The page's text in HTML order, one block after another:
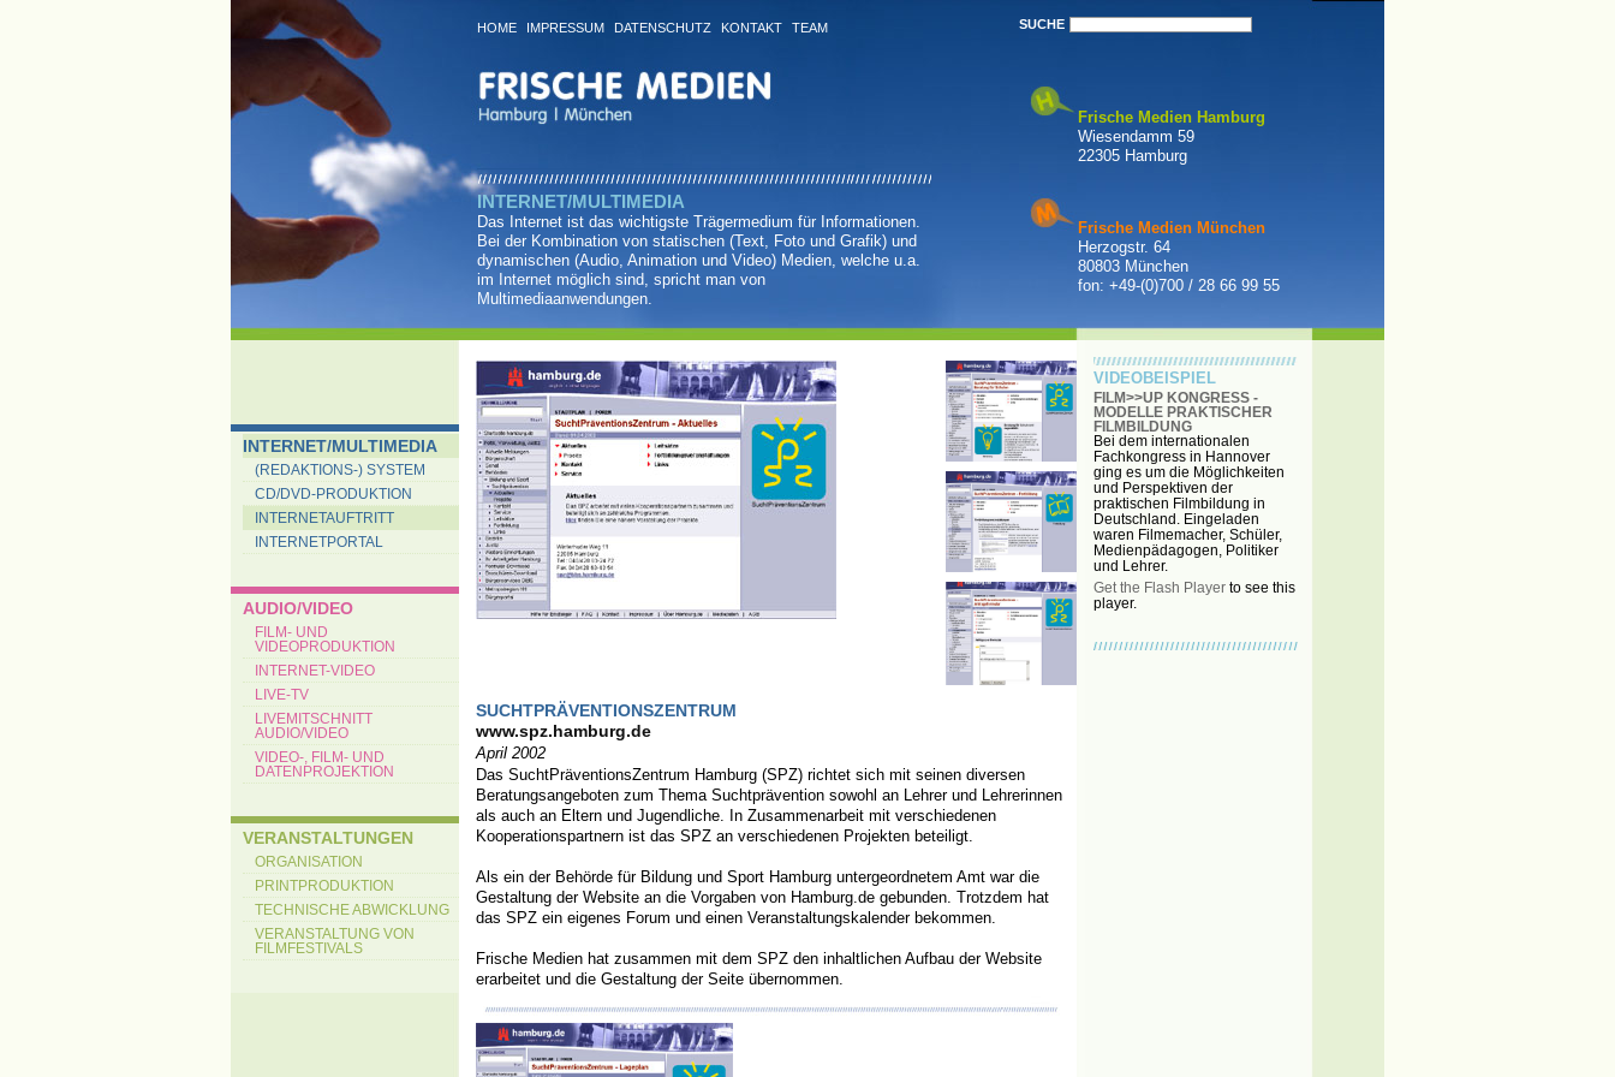
Frische Medien Hamburg
Wiesendamm 59
22305 Hamburg
Frische Medien München
Herzogstr. 64
80803 München
fon: +49-(0)700 / 28 66 99 55
HOME IMPRESSUM DATENSCHUTZ KONTAKT TEAM
INTERNET/MULTIMEDIA
Das Internet ist das wichtigste Trägermedium für Informationen.
Bei der Kombination von statischen (Text, Foto und Grafik) und
dynamischen (Audio, Animation und Video) Medien, welche u.a.
im Internet möglich sind, spricht man von
Multimediaanwendungen.
INTERNET/MULTIMEDIA
(REDAKTIONS-) SYSTEM
CD/DVD-PRODUKTION
INTERNETAUFTRITT
INTERNETPORTAL
AUDIO/VIDEO
FILM- UND
VIDEOPRODUKTION
INTERNET-VIDEO
LIVE-TV
LIVEMITSCHNITT
AUDIO/VIDEO
VIDEO-, FILM- UND
DATENPROJEKTION
VERANSTALTUNGEN
ORGANISATION
PRINTPRODUKTION
TECHNISCHE ABWICKLUNG
VERANSTALTUNG VON
FILMFESTIVALS
SUCHTPRÄVENTIONSZENTRUM
www.spz.hamburg.de
April 2002
Das SuchtPräventionsZentrum Hamburg (SPZ) richtet sich mit seinen diversen
Beratungsangeboten zum Thema Suchtprävention sowohl an Lehrer und Lehrerinnen
als auch an Eltern und Jugendliche. In Zusammenarbeit mit verschiedenen
Kooperationspartnern ist das SPZ an verschiedenen Projekten beteiligt.
Als ein der Behörde für Bildung und Sport Hamburg untergeordnetem Amt war die
Gestaltung der Website an die Vorgaben von Hamburg.de gebunden. Trotzdem hat
das SPZ ein eigenes Forum und einen Veranstaltungskalender bekommen.
Frische Medien hat zusammen mit dem SPZ den inhaltlichen Aufbau der Website
erarbeitet und die Gestaltung der Seite übernommen.
VIDEOBEISPIEL
FILM>>UP KONGRESS -
MODELLE PRAKTISCHER
FILMBILDUNG
Bei dem internationalen
Fachkongress in Hannover
ging es um die Möglichkeiten
und Perspektiven der
praktischen Filmbildung in
Deutschland. Eingeladen
waren Filmemacher, Schüler,
Medienpädagogen, Politiker
und Lehrer.
Get the Flash Player to see this
player.